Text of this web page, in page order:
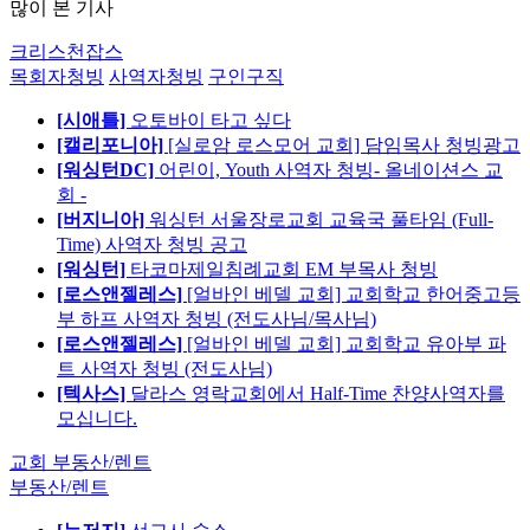
많이 본 기사
크리스천잡스
목회자청빙 사역자청빙 구인구직
[시애틀] 오토바이 타고 싶다
[캘리포니아] [실로암 로스모어 교회] 담임목사 청빙광고
[워싱턴DC] 어린이, Youth 사역자 청빙- 올네이션스 교
회 -
[버지니아] 워싱턴 서울장로교회 교육국 풀타임 (Full-
Time) 사역자 청빙 공고
[워싱턴] 타코마제일침례교회 EM 부목사 청빙
[로스앤젤레스] [얼바인 베델 교회] 교회학교 한어중고등
부 하프 사역자 청빙 (전도사님/목사님)
[로스앤젤레스] [얼바인 베델 교회] 교회학교 유아부 파
트 사역자 청빙 (전도사님)
[텍사스] 달라스 영락교회에서 Half-Time 찬양사역자를
모십니다.
교회 부동산/렌트
부동산/렌트